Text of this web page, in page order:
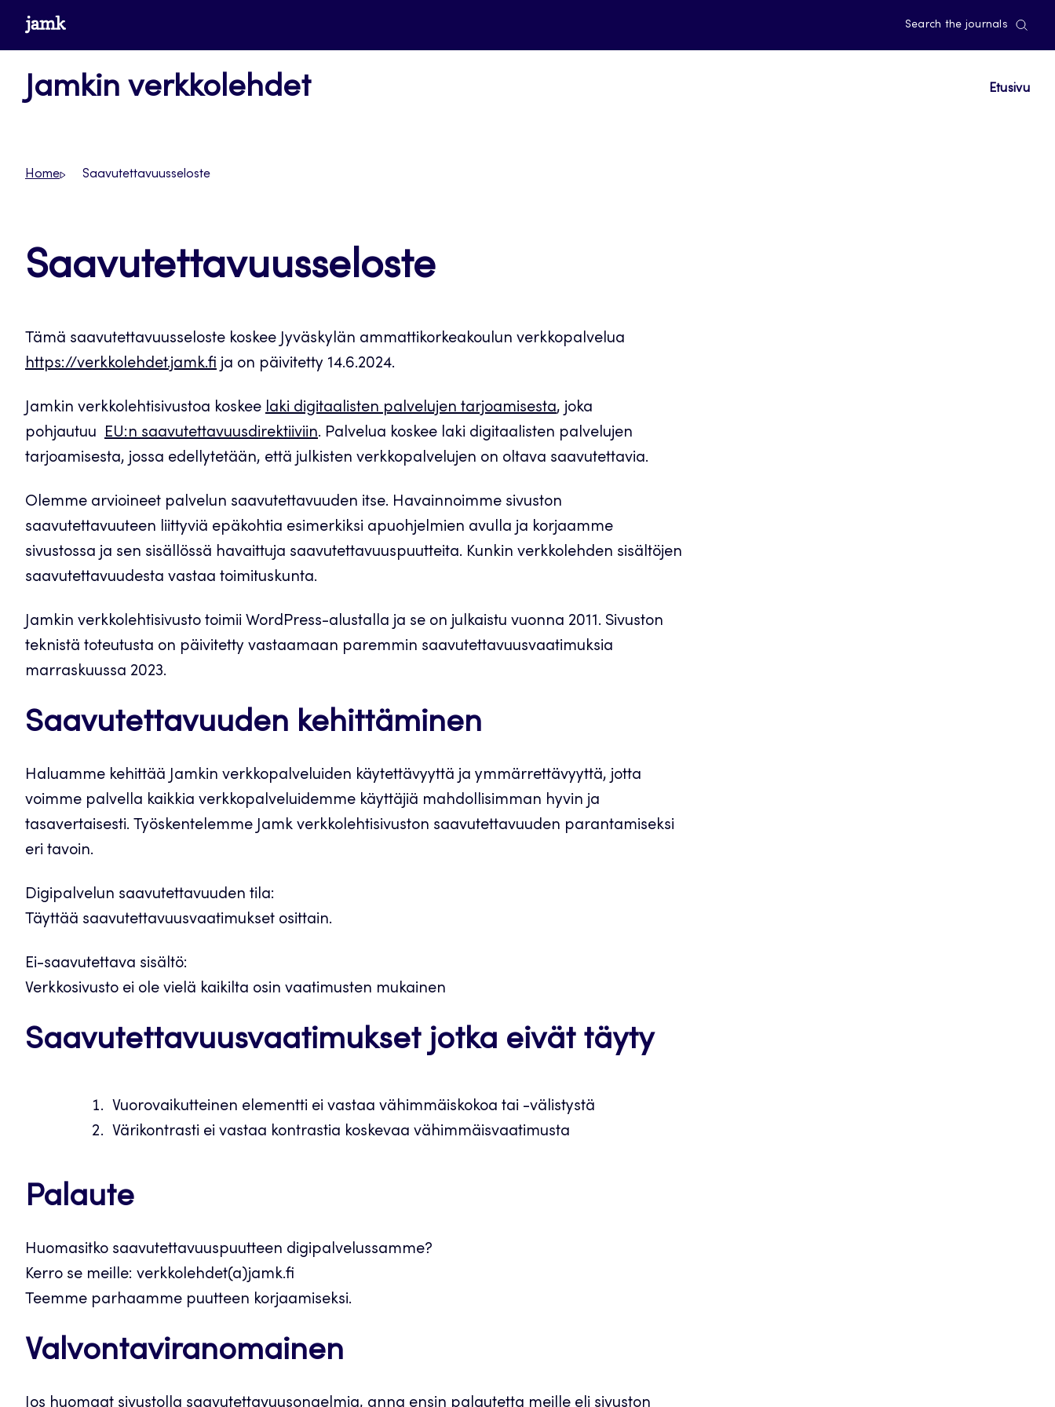
Siirrywww.jamk.fi Search the journals
Jamkin verkkolehdet Etusivu
Home Saavutettavuusseloste
Saavutettavuusseloste
Tämä saavutettavuusseloste koskee Jyväskylän ammattikorkeakoulun verkkopalvelua
https://verkkolehdet.jamk.fi ja on päivitetty 14.6.2024.
Jamkin verkkolehtisivustoa koskee laki digitaalisten palvelujen tarjoamisesta, joka
pohjautuu EU:n saavutettavuusdirektiiviin. Palvelua koskee laki digitaalisten palvelujen
tarjoamisesta, jossa edellytetään, että julkisten verkkopalvelujen on oltava saavutettavia.
Olemme arvioineet palvelun saavutettavuuden itse. Havainnoimme sivuston
saavutettavuuteen liittyviä epäkohtia esimerkiksi apuohjelmien avulla ja korjaamme
sivustossa ja sen sisällössä havaittuja saavutettavuuspuutteita. Kunkin verkkolehden sisältöjen
saavutettavuudesta vastaa toimituskunta.
Jamkin verkkolehtisivusto toimii WordPress-alustalla ja se on julkaistu vuonna 2011. Sivuston
teknistä toteutusta on päivitetty vastaamaan paremmin saavutettavuusvaatimuksia
marraskuussa 2023.
Saavutettavuuden kehittäminen
Haluamme kehittää Jamkin verkkopalveluiden käytettävyyttä ja ymmärrettävyyttä, jotta
voimme palvella kaikkia verkkopalveluidemme käyttäjiä mahdollisimman hyvin ja
tasavertaisesti. Työskentelemme Jamk verkkolehtisivuston saavutettavuuden parantamiseksi
eri tavoin.
Digipalvelun saavutettavuuden tila:
Täyttää saavutettavuusvaatimukset osittain.
Ei-saavutettava sisältö:
Verkkosivusto ei ole vielä kaikilta osin vaatimusten mukainen
Saavutettavuusvaatimukset jotka eivät täyty
Vuorovaikutteinen elementti ei vastaa vähimmäiskokoa tai -välistystä
Värikontrasti ei vastaa kontrastia koskevaa vähimmäisvaatimusta
Palaute
Huomasitko saavutettavuuspuutteen digipalvelussamme?
Kerro se meille: verkkolehdet(a)jamk.fi
Teemme parhaamme puutteen korjaamiseksi.
Valvontaviranomainen
Jos huomaat sivustolla saavutettavuusongelmia, anna ensin palautetta meille eli sivuston